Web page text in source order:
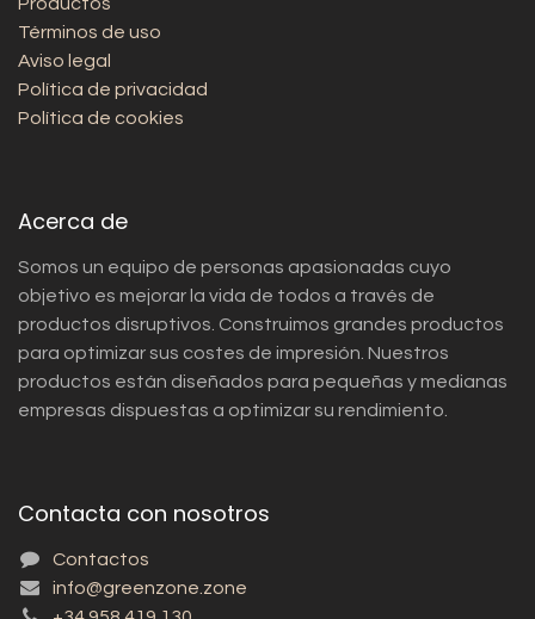
Términos de uso
Aviso legal
Política de privacidad
Política de cookies
Acerca de
Somos un equipo de personas apasionadas cuyo
objetivo es mejorar la vida de todos a través de
productos disruptivos. Construimos grandes productos
para optimizar sus costes de impresión. Nuestros
productos están diseñados para pequeñas y medianas
empresas dispuestas a optimizar su rendimiento.
Contacta con nosotros
Contactos
info@greenzone.zone